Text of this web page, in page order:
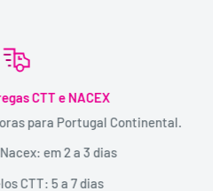
CTT e NACEX
para Portugal Continental.
em 2 a 3 dias
CTT: 5 a 7 dias